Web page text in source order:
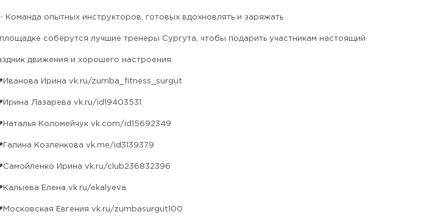
Команда опытных инструкторов, готовых вдохновлять и заряжать
соберутся лучшие тренеры Сургута, чтобы подарить участникам настоящий
движения и хорошего настроения:
Иванова Ирина vk.ru/zumba_fitness_surgut
Ирина Лазарева vk.ru/id19403531
Наталья Коломейчук vk.com/id15692349
Галина Козленкова vk.me/id3139379
Самойленко Ирина vk.ru/club236832396
Калыева Елена vk.ru/ekalyeva
Московская Евгения vk.ru/zumbasurgut100